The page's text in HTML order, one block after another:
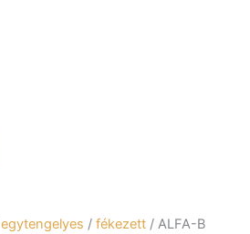
egytengelyes / fékezett / ALFA-B